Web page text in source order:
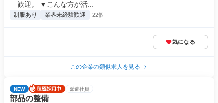
歓迎。 ▼こんな方が活...
制服あり 業界未経験歓迎 +22個
気になる
この企業の類似求人を見る
NEW 派遣社員
部品の整備